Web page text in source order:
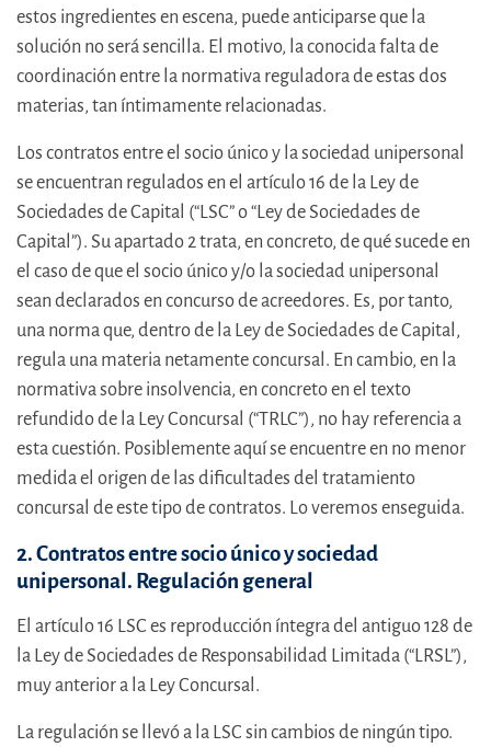
estos ingredientes en escena, puede anticiparse que la
solución no será sencilla. El motivo, la conocida falta de
coordinación entre la normativa reguladora de estas dos
materias, tan íntimamente relacionadas.
Los contratos entre el socio único y la sociedad unipersonal
se encuentran regulados en el artículo 16 de la Ley de
Sociedades de Capital (“LSC” o “Ley de Sociedades de
Capital”). Su apartado 2 trata, en concreto, de qué sucede en
el caso de que el socio único y/o la sociedad unipersonal
sean declarados en concurso de acreedores. Es, por tanto,
una norma que, dentro de la Ley de Sociedades de Capital,
regula una materia netamente concursal. En cambio, en la
normativa sobre insolvencia, en concreto en el texto
refundido de la Ley Concursal (“TRLC”), no hay referencia a
esta cuestión. Posiblemente aquí se encuentre en no menor
medida el origen de las dificultades del tratamiento
concursal de este tipo de contratos. Lo veremos enseguida.
2. Contratos entre socio único y sociedad
unipersonal. Regulación general
El artículo 16 LSC es reproducción íntegra del antiguo 128 de
la Ley de Sociedades de Responsabilidad Limitada (“LRSL”),
muy anterior a la Ley Concursal.
La regulación se llevó a la LSC sin cambios de ningún tipo.